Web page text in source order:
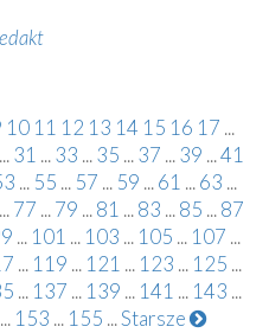
10 11 12 13 14 15 16 17 ...
... 31 ... 33 ... 35 ... 37 ... 39 ...41
... 55 ... 57 ... 59 ...61 ...63 ...
... 77 ... 79 ... 81 ... 83 ... 85 ... 87
... 101 ... 103 ... 105 ... 107 ...
... 119 ... 121 ... 123 ... 125 ...
... 137 ... 139 ... 141 ... 143 ...
... 153 ... 155 ...Starsze